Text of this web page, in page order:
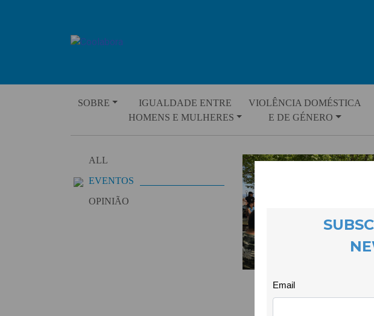
SOBRE
IGUALDADE ENTRE
HOMENS E MULHERES
VIOLÊNCIA DOMÉSTICA
E DE GÉNERO
ALL
EVENTOS
OPINIÃO